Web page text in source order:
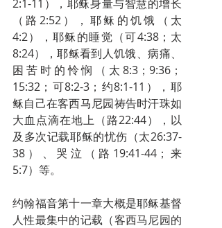
2:1-11），耶稣身量与智慧的增长
（路2:52），耶稣的饥饿（太
4:2），耶稣的睡觉（可4:38；太
8:24），耶稣看到人饥饿、病痛、
困苦时的怜悯（太8:3；9:36；
15:32；可8:2-3；约8:1-11），耶
稣自己在客西马尼园祷告时汗珠如
大血点滴在地上（路22:44），以
及多次记载耶稣的忧伤（太26:37-
38）、哭泣（路19:41-44；来
5:7）等。
约翰福音第十一章大概是耶稣基督
人性最集中的记载（客西马尼园的